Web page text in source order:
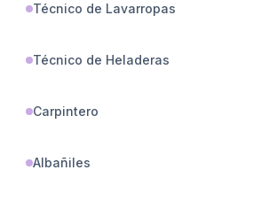
Técnico de Lavarropas
Técnico de Heladeras
Carpintero
Albañiles